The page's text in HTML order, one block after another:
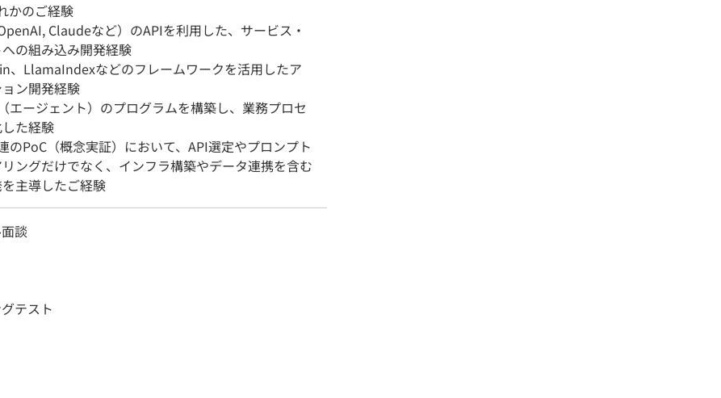
かのご経験
Claudeなど）のAPIを利用した、サービス・
の組み込み開発経験
、LlamaIndexなどのフレームワークを活用したア
ン開発経験
エージェント）のプログラムを構築し、業務プロセ
た経験
のPoC（概念実証）において、API選定やプロンプト
ングだけでなく、インフラ構築やデータ連携を含む
主導したご経験
談
テスト